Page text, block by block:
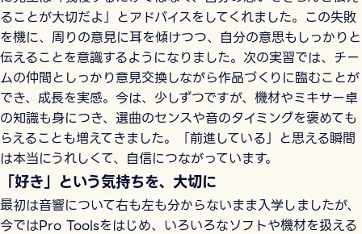
ることが大切だよ」とアドバイスをしてくれました。この失敗
を機に、周りの意見に耳を傾けつつ、自分の意思もしっかりと
伝えることを意識するようになりました。次の実習では、チー
ムの仲間としっかり意見交換しながら作品づくりに臨むことが
でき、成長を実感。今は、少しずつですが、機材やミキサー卓
の知識も身につき、選曲のセンスや音のタイミングを褒めても
らえることも増えてきました。「前進している」と思える瞬間
は本当にうれしくて、自信につながっています。
「好き」という気持ちを、大切に
最初は音響について右も左も分からないまま入学しましたが、
今ではPro Toolsをはじめ、いろいろなソフトや機材を扱える